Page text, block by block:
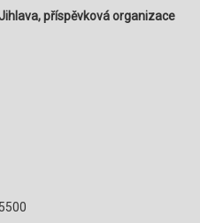
příspěvková organizace